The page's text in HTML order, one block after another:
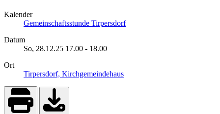
Kalender
Gemeinschaftsstunde Tirpersdorf
Datum
So, 28.12.25 17.00 - 18.00
Ort
Tirpersdorf, Kirchgemeindehaus